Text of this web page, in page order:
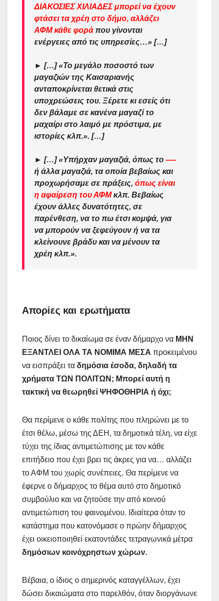
ΔΙΑΚΟΣΙΕΣ ΧΙΛΙΑΔΕΣ μπορεί να έχουν
φτάσει τα χρέη στο δήμο, αλλάζει
ΑΦΜ κάθε φοράπου γίνονται
ενέργειες από τις υπηρεσίες…» […]
► […]«Το μεγάλο ποσοστό των
μαγαζιών της Καισαριανής
ανταποκρίνεται θετικά στις
υποχρεώσεις του. Ξέρετε κι εσείς ότι
δεν βάλαμε σε κανένα μαγαζί το
μαχαίρι στο λαιμό με πρόστιμα, με
ιστορίες κλπ.». […]
► […]«Υπήρχαν μαγαζιά, όπως το —-
ή άλλα μαγαζιά, τα οποία βεβαίως και
προχωρήσαμε σε πράξεις, όπως είναι
η αφαίρεση του ΑΦΜκλπ. Βεβαίως
έχουν άλλες δυνατότητες, σε
παρένθεση, να το πω έτσι κομψά, για
να μπορούν να ξεφεύγουν ή να τα
κλείνουνε βράδυ και να μένουν τα
χρέη κλπ.».
Απορίες και ερωτήματα
Ποιος δίνει το δικαίωμα σε έναν δήμαρχο να ΜΗΝ
ΕΞΑΝΤΛΕΙ ΟΛΑ ΤΑ ΝΟΜΙΜΑ ΜΕΣΑ προκειμένου
να εισπράξει τα δημόσια έσοδα, δηλαδή τα
χρήματα ΤΩΝ ΠΟΛΙΤΩΝ; Μπορεί αυτή η
τακτική να θεωρηθεί ΨΗΦΟΘΗΡΙΑ ή όχι;
Θα περίμενε ο κάθε πολίτης που πληρώνει με το
έτσι θέλω, μέσω της ΔΕΗ, τα δημοτικά τέλη, να είχε
τύχει της ίδιας αντιμετώπισης με τον κάθε
επιτήδειο που έχει βρει τις άκρες για να… αλλάζει
το ΑΦΜ του χωρίς συνέπειες. Θα περίμενε να
έφερνε ο δήμαρχος το θέμα αυτό στο δημοτικό
συμβούλιο και να ζητούσε την από κοινού
αντιμετώπιση του φαινομένου. Ιδιαίτερα όταν το
κατάστημα που κατονόμασε ο πρώην δήμαρχος
έχει οικειοποιηθεί εκατοντάδες τετραγωνικά μέτρα
δημόσιων κοινόχρηστων χώρων.
Βέβαια, ο ίδιος ο σημερινός καταγγέλλων, έχει
δώσει δικαιώματα στο παρελθόν, όταν διοργάνωνε